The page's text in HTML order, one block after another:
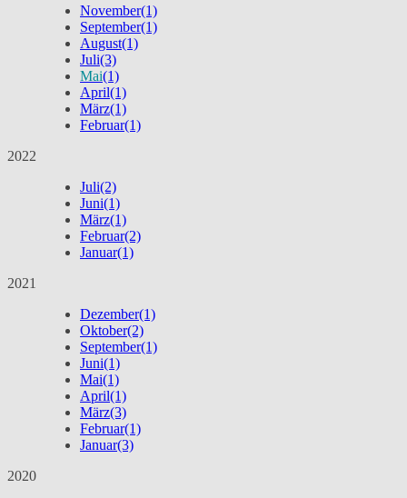
November(1)
September(1)
August(1)
Juli(3)
Mai(1)
April(1)
März(1)
Februar(1)
2022
Juli(2)
Juni(1)
März(1)
Februar(2)
Januar(1)
2021
Dezember(1)
Oktober(2)
September(1)
Juni(1)
Mai(1)
April(1)
März(3)
Februar(1)
Januar(3)
2020